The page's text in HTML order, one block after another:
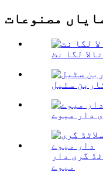
مصنوعات
تالا لگا نٹ
دار میوے
گری دار
میوے